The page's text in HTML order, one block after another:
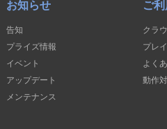
お知らせ
告知
プライズ情報
イベント
アップデート
メンテナンス
ご
クラ
プレ
よく
動作